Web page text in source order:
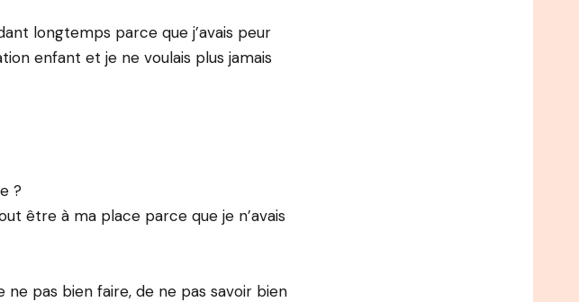
longtemps parce que j’avais peur
enfant et je ne voulais plus jamais
?
être à ma place parce que je n’avais
ne pas bien faire, de ne pas savoir bien